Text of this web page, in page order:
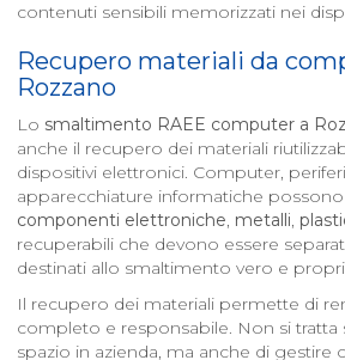
contenuti sensibili memorizzati nei
Recupero materiali da
Rozzano
Lo smaltimento RAEE computer a
anche il recupero dei materiali
dispositivi elettronici. Computer,
apparecchiature informatiche
componenti elettroniche, metalli,
recuperabili che devono essere
destinati allo smaltimento vero e
Il recupero dei materiali permette di
completo e responsabile. Non si tratta
spazio in azienda, ma anche di gestire